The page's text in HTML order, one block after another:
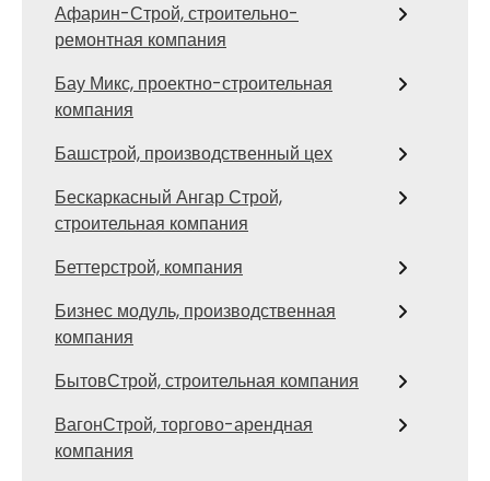
Афарин-Строй, строительно-
ремонтная компания
Бау Микс, проектно-строительная
компания
Башстрой, производственный цех
Бескаркасный Ангар Строй,
строительная компания
Беттерстрой, компания
Бизнес модуль, производственная
компания
БытовСтрой, строительная компания
ВагонСтрой, торгово-арендная
компания